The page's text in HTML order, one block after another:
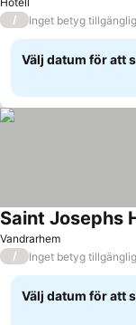
/
Inget betyg
Välj datum för att
Vandrarhem
Saint Josephs
/ Inget betyg
Välj datum för att